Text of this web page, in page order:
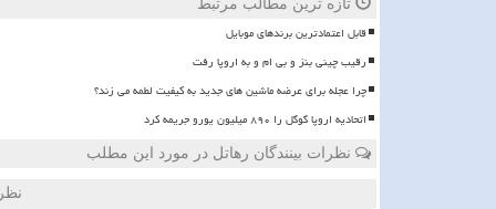
تازه ترین مطالب مرتبط
قابل اعتمادترین برندهای موبایل
رقیب چینی بنز و بی ام و به اروپا رفت
چرا عجله برای عرضه ماشین های جدید به کیفیت لطمه می زند؟
اتحادیه اروپا گوگل را ۸۹۰ میلیون یورو جریمه کرد
نظرات بینندگان رهاتل در مورد این مطلب